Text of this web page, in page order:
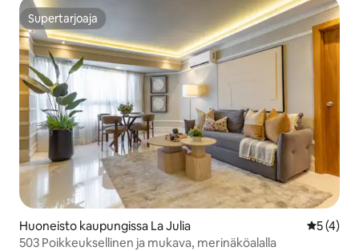
Supertarjoaja
Supertarjoaja
Huoneisto kaupungissa La Julia
5 (4)
503 Poikkeuksellinen ja mukava, merinäköalalla